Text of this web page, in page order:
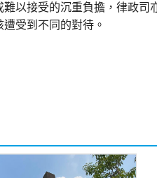
以接受的沉重負擔，律政司
受到不同的對待。